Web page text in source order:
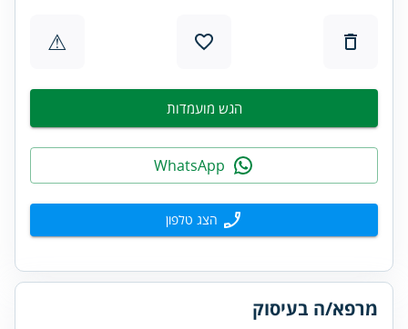
⚠
הגש מועמדות
הצג טלפון
מרפא/ה בעיסוק